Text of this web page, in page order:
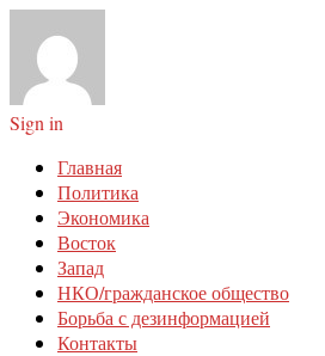
Sign in
Главная
Политика
Экономика
Восток
Запад
НКО/гражданское общество
Борьба с дезинформацией
Контакты